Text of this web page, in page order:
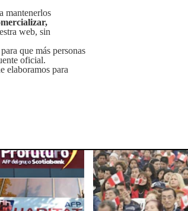
mantenerlos
web, sin
que más personas
oficial.
elaboramos para